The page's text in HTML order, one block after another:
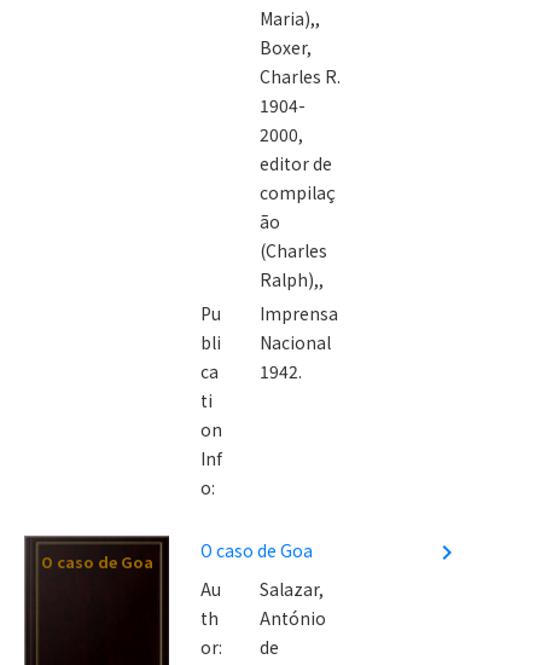
Maria),,
Boxer,
Charles R.
1904-
2000,
editor de
compilaç
ão
(Charles
Ralph),,
Pu
bli
ca
ti
on
Inf
o:
Imprensa
Nacional
1942.
O caso de Goa
O caso de Goa
Au
th
or:
Salazar,
António
de
navigate_next